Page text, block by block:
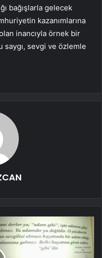
bağışlarla gelecek
kazanımlarına
inancıyla örnek bir
saygı, sevgi ve özlemle